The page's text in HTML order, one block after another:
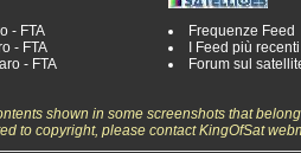
- FTA
- FTA
- FTA
Frequenze Feed
I Feed più recenti
Forum sul
shown in some screenshots that
to copyright, please contact KingOfSat